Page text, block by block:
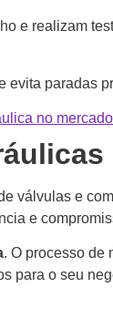
e realizam
evita paradas
no mercado
válvulas e
e
. O processo de
para o seu